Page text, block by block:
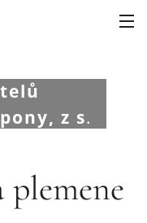
pony, z s.
plemene